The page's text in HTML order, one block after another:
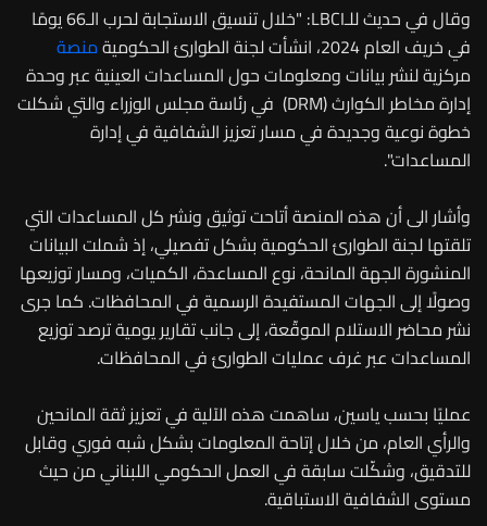
وقال في حديث للـLBCI: "خلال تنسيق الاستجابة لحرب الـ66 يومًا
في خريف العام 2024، انشأت لجنة الطوارئ الحكومية
منصة
مركزية لنشر بيانات ومعلومات حول المساعدات العينية عبر وحدة
إدارة مخاطر الكوارث (DRM) في رئاسة مجلس الوزراء والتي شكلت
خطوة نوعية وجديدة في مسار تعزيز الشفافية في إدارة
المساعدات".
وأشار الى أن هذه المنصة أتاحت توثيق ونشر كل المساعدات التي
تلقتها لجنة الطوارئ الحكومية بشكل تفصيلي، إذ شملت البيانات
المنشورة الجهة المانحة، نوع المساعدة، الكميات، ومسار توزيعها
وصولًا إلى الجهات المستفيدة الرسمية في المحافظات. كما جرى
نشر محاضر الاستلام الموقّعة، إلى جانب تقارير يومية ترصد توزيع
المساعدات عبر غرف عمليات الطوارئ في المحافظات.
عمليًا بحسب ياسين، ساهمت هذه الآلية في تعزيز ثقة المانحين
والرأي العام، من خلال إتاحة المعلومات بشكل شبه فوري وقابل
للتدقيق، وشكّلت سابقة في العمل الحكومي اللبناني من حيث
مستوى الشفافية الاستباقية.